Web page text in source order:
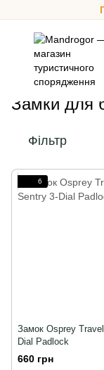
Спорядження
Замки для
Фільтр
6
Замок Osprey
Dial Padlock
660 грн